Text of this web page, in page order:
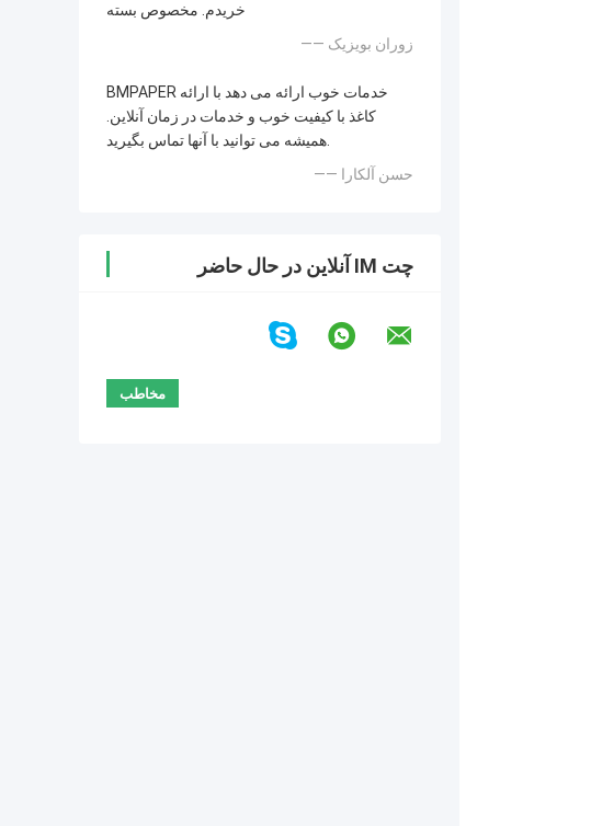
خریدم. مخصوص بسته
—— زوران بویزیک
BMPAPER خدمات خوب ارائه می دهد با ارائه
کاغذ با کیفیت خوب و خدمات در زمان آنلاین.
همیشه می توانید با آنها تماس بگیرید.
—— حسن آلکارا
چت IM آنلاین در حال حاضر